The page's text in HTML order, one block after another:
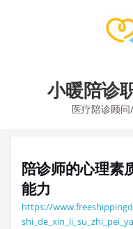
小暖陪诊
医疗陪诊顾
陪诊师的心理素
能力
https://